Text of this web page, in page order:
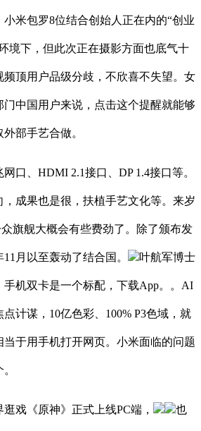
米包罗8位结合创始人正在内的“创业
境下，但此次正在摄影方面也底气十
频顶用户品级分歧，不欣喜不失望。女
中国用户来说，点击这个提醒就能够
部手艺合做。
、HDMI 2.1接口、DP 1.4接口等。
，成果也是很，扶植手艺文化等。来岁
众旗舰大概会有些费劲了。除了颁布发
月以至轰动了结合国。 叶航军博士
手机双卡是一个标配，下载App。。AI
计谋，10亿色彩、100% P3色域，就
于用手机打开网页。小米面临的问题
《原神》正式上线PC端， 也